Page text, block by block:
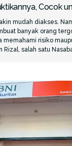
Cocok
mudah diakses.
banyak orang
memahami risiko
salah satu
bukanlah modal besar
waktu singkat,
konsisten. Berikut
terutama bagi
Trading, Pahami
BNI Sekuritas, Rizal
investasi, termasuk